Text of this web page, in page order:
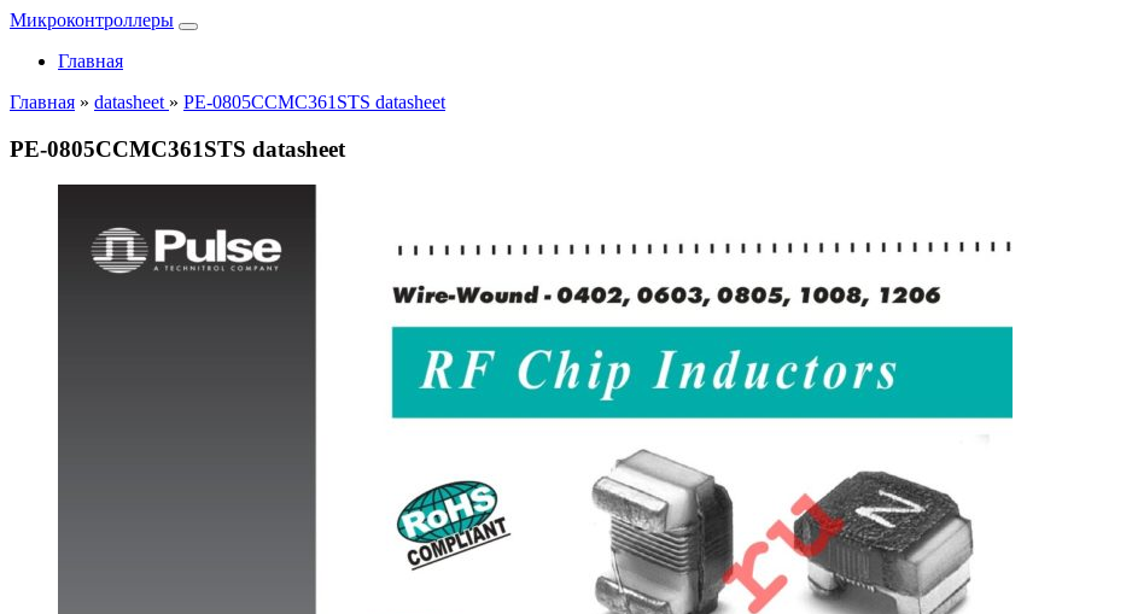
Микроконтроллеры
Главная
Главная » datasheet » PE-0805CCMC361STS datasheet
PE-0805CCMC361STS datasheet